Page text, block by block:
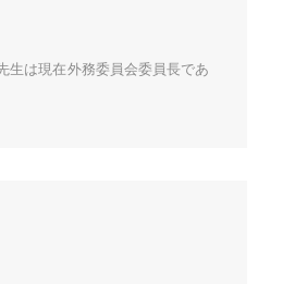
生は現在外務委員会委員長であ